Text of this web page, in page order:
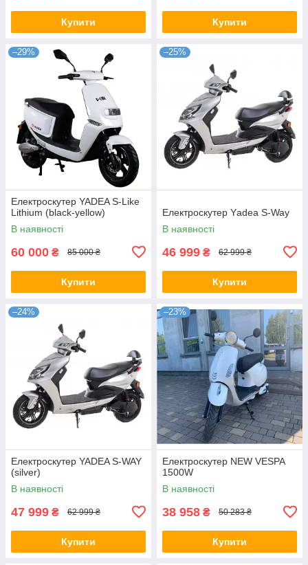
Купити Купити
–29%
Електроскутер YADEA S-Like
Lithium (black-yellow)
В наявності
60 000 ₴ 85 000 ₴
Купити
–25%
Електроскутер Yаdeа S-Way
В наявності
46 999 ₴ 62 999 ₴
Купити
–24%
Електроскутер YADEA S-WAY
(silver)
В наявності
47 999 ₴ 62 999 ₴
Купити
–23%
Електроскутер NEW VESPA
1500W
В наявності
38 958 ₴ 50 283 ₴
Купити